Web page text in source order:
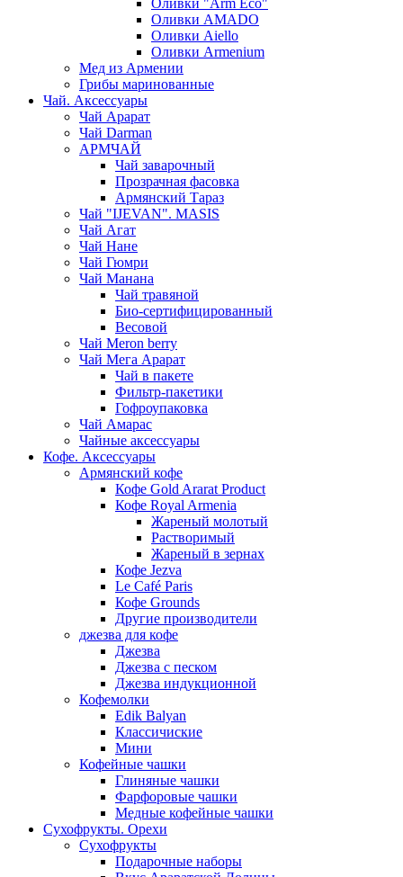
Оливки "Arm Eco"
Оливки AMADO
Оливки Aiello
Оливки Armenium
Мед из Армении
Грибы маринованные
Чай. Аксессуары
Чай Арарат
Чай Darman
АРМЧАЙ
Чай заварочный
Прозрачная фасовка
Армянский Тараз
Чай "IJEVAN". MASIS
Чай Агат
Чай Нане
Чай Гюмри
Чай Манана
Чай травяной
Био-сертифицированный
Весовой
Чай Meron berry
Чай Мега Арарат
Чай в пакете
Фильтр-пакетики
Гофроупаковка
Чай Амарас
Чайные аксессуары
Кофе. Аксессуары
Армянский кофе
Кофе Gold Ararat Product
Кофе Royal Armenia
Жареный молотый
Растворимый
Жареный в зернах
Кофе Jezva
Le Café Paris
Кофе Grounds
Другие производители
джезва для кофе
Джезва
Джезва с песком
Джезва индукционной
Кофемолки
Edik Balyan
Классичиские
Мини
Кофейные чашки
Глиняные чашки
Фарфоровые чашки
Медные кофейные чашки
Сухофрукты. Орехи
Сухофрукты
Подарочные наборы